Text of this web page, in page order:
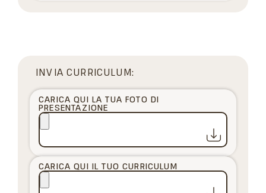
INVIA CURRICULUM:
CARICA QUI LA TUA FOTO DI
PRESENTAZIONE
CARICA QUI IL TUO CURRICULUM